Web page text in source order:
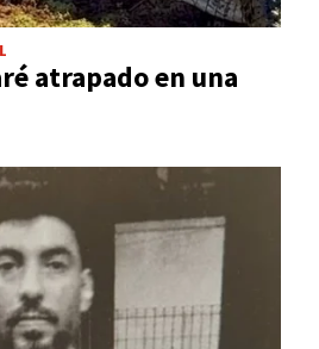
atrapado en una